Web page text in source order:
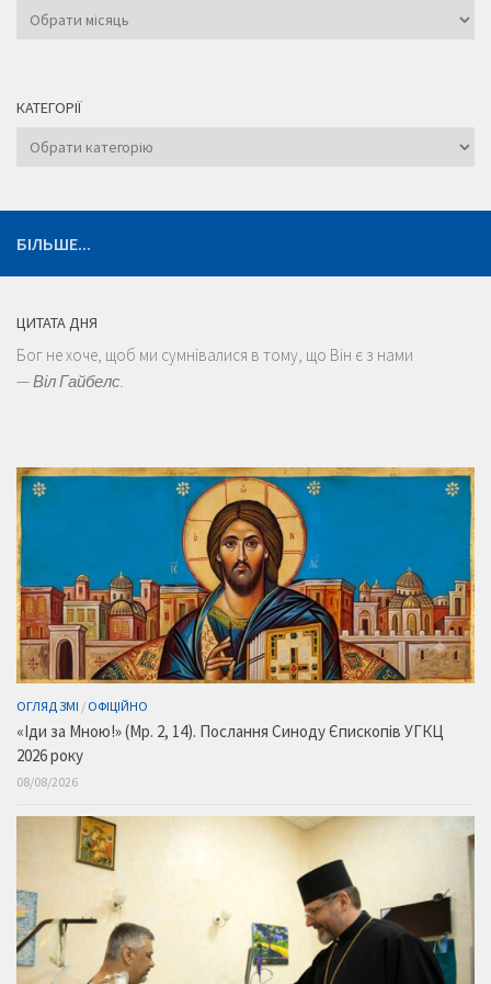
Архіви
КАТЕГОРІЇ
Категорії
БІЛЬШЕ...
ЦИТАТА ДНЯ
Бог не хоче, щоб ми сумнівалися в тому, що Він є з нами
—Віл Гайбелс.
ОГЛЯД ЗМІ / ОФІЦІЙНО
«Іди за Мною!» (Мр. 2, 14). Послання Синоду Єпископів УГКЦ
2026 року
08/08/2026